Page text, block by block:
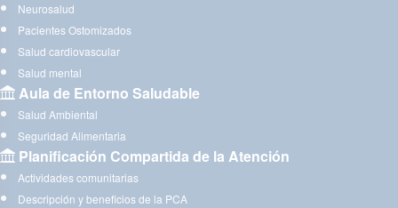
Neurosalud
Pacientes Ostomizados
Salud cardiovascular
Salud mental
Aula de Entorno Saludable
Salud Ambiental
Seguridad Alimentaria
Planificación Compartida de la Atención
Actividades comunitarias
Descripción y beneficios de la PCA